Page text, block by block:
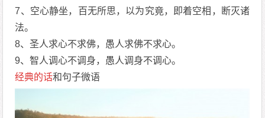
7、空心静坐，百无所思，以为究竟，即着空相，断灭诸
法。
8、圣人求心不求佛，愚人求佛不求心。
9、智人调心不调身，愚人调身不调心。
经典的话和句子微语